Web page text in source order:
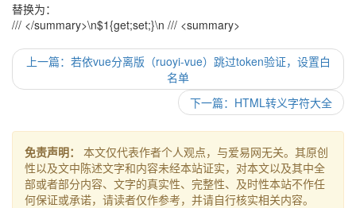
替换为：
/// </summary>\n$1{get;set;}\n /// <summary>
上一篇：若依vue分离版（ruoyi-vue）跳过token验证，设置白
名单
下一篇：HTML转义字符大全
免责声明：
本文仅代表作者个人观点，与爱易网无关。其原创
性以及文中陈述文字和内容未经本站证实，对本文以及其中全
部或者部分内容、文字的真实性、完整性、及时性本站不作任
何保证或承诺，请读者仅作参考，并请自行核实相关内容。